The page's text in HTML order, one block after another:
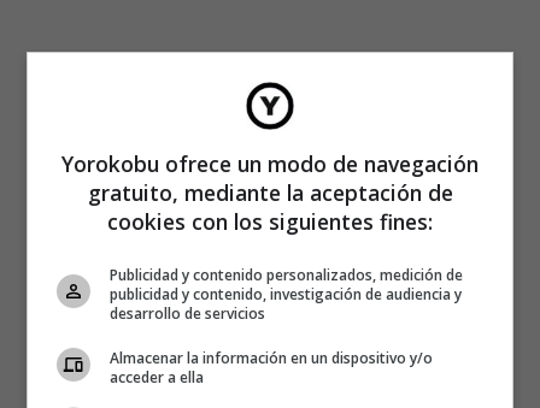
Yorokobu ofrece un modo de navegación
gratuito, mediante la aceptación de
cookies con los siguientes fines:
Publicidad y contenido personalizados, medición de
publicidad y contenido, investigación de audiencia y
desarrollo de servicios
Almacenar la información en un dispositivo y/o
acceder a ella